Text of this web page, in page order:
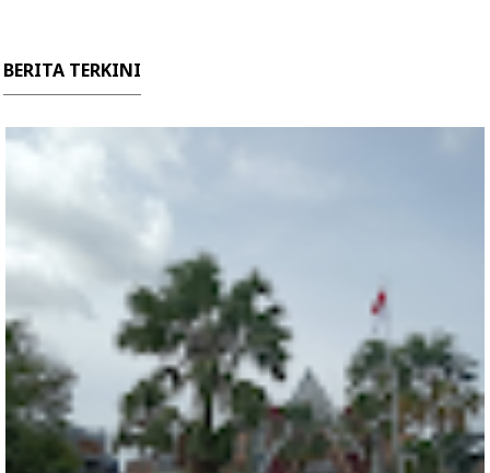
BERITA TERKINI